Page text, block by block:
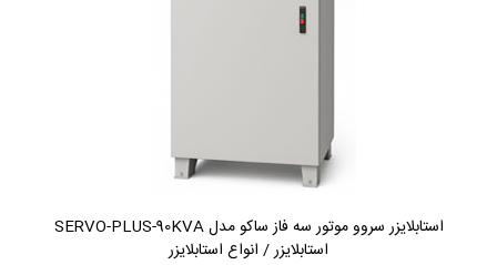
استابلایزر سروو موتور سه فاز ساکو مدل SERVO-PLUS-90KVA
استابلایزر / انواع استابلایزر